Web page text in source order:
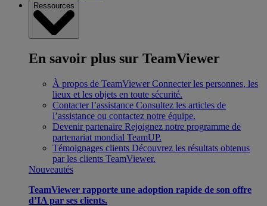
Ressources
En savoir plus sur TeamViewer
À propos de TeamViewer Connecter les personnes, les
lieux et les objets en toute sécurité.
Contacter l’assistance Consultez les articles de
l’assistance ou contactez notre équipe.
Devenir partenaire Rejoignez notre programme de
partenariat mondial TeamUP.
Témoignages clients Découvrez les résultats obtenus
par les clients TeamViewer.
Nouveautés
TeamViewer rapporte une adoption rapide de son offre
d’IA par ses clients.